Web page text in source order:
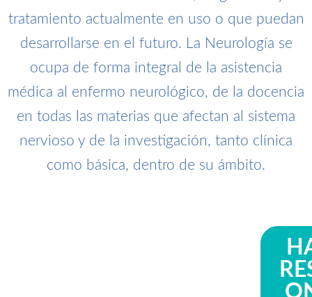
tratamiento actualmente en uso o que puedan
desarrollarse en el futuro. La Neurología se
ocupa de forma integral de la asistencia
médica al enfermo neurológico, de la docencia
en todas las materias que afectan al sistema
nervioso y de la investigación, tanto clínica
como básica, dentro de su ámbito.